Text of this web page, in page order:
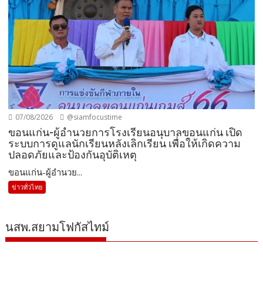
07/08/2026 @siamfocustime
ขอนแก่น-ผู้อำนวยการโรงเรียนอนุบาลขอนแก่น เปิด
ระบบการดูแลนักเรียนหลังเลิกเรียน เพื่อให้เกิดความ
ปลอดภัยและป้องกันอุบัติเหตุ
ขอนแก่น-ผู้อำนวย...
ข่าวทั่วไทย
นสพ.สยามโฟกัสไทม์